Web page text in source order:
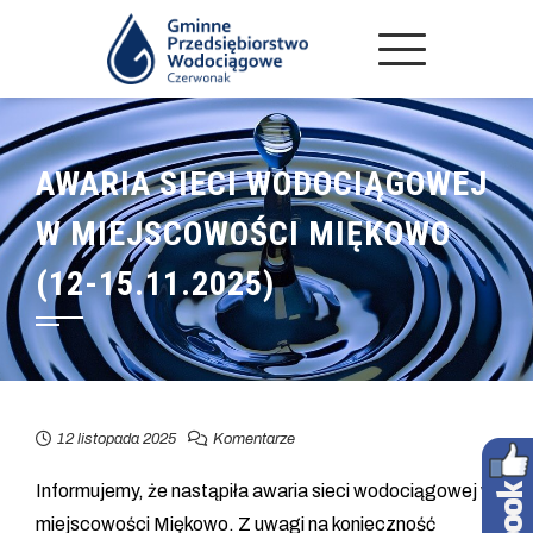
AWARIA SIECI WODOCIĄGOWEJ
W MIEJSCOWOŚCI MIĘKOWO
(12-15.11.2025)
12 listopada 2025 Komentarze
Informujemy, że nastąpiła awaria sieci wodociągowej w
miejscowości Miękowo. Z uwagi na konieczność